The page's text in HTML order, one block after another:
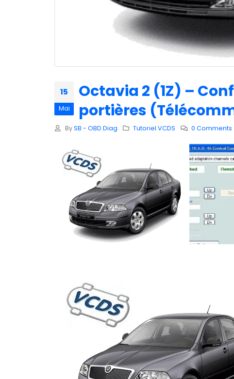
15
Mai
Octavia 2 (1Z) –
portières
By SB - OBD Diag Tutoriel VCDS 0 Comments